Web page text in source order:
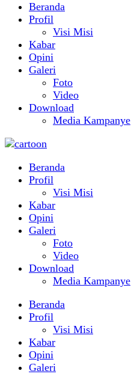
Beranda
Profil
Visi Misi
Kabar
Opini
Galeri
Foto
Video
Download
Media Kampanye
Beranda
Profil
Visi Misi
Kabar
Opini
Galeri
Foto
Video
Download
Media Kampanye
Beranda
Profil
Visi Misi
Kabar
Opini
Galeri